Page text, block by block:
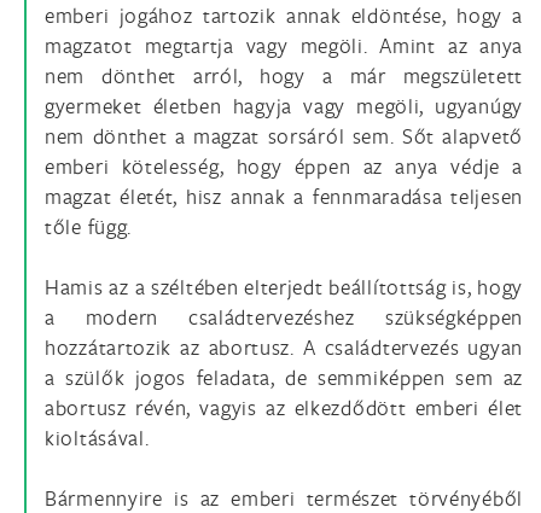
emberi jogához tartozik annak eldöntése, hogy a
magzatot megtartja vagy megöli. Amint az anya
nem dönthet arról, hogy a már megszületett
gyermeket életben hagyja vagy megöli, ugyanúgy
nem dönthet a magzat sorsáról sem. Sőt alapvető
emberi kötelesség, hogy éppen az anya védje a
magzat életét, hisz annak a fennmaradása teljesen
tőle függ.
Hamis az a széltében elterjedt beállítottság is, hogy
a modern családtervezéshez szükségképpen
hozzátartozik az abortusz. A családtervezés ugyan
a szülők jogos feladata, de semmiképpen sem az
abortusz révén, vagyis az elkezdődött emberi élet
kioltásával.
Bármennyire is az emberi természet törvényéből